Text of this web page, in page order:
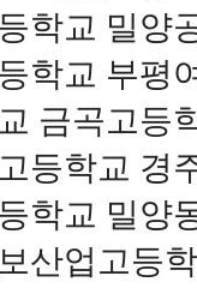
학교 밀양
학교 부평
금곡고등
등학교 경
학교 밀양
산업고등